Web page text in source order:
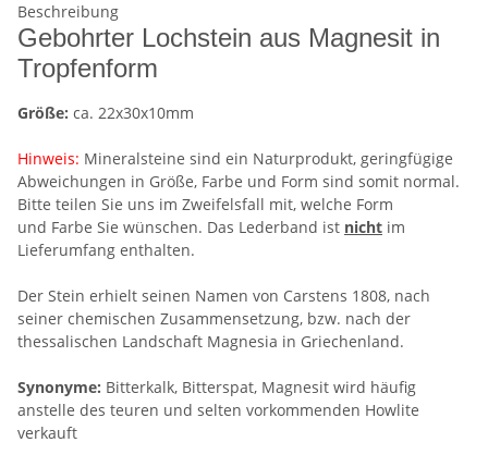
Beschreibung
Gebohrter Lochstein aus Magnesit in
Tropfenform
Größe: ca. 22x30x10mm
Hinweis: Mineralsteine sind ein Naturprodukt, geringfügige
Abweichungen in Größe, Farbe und Form sind somit normal.
Bitte teilen Sie uns im Zweifelsfall mit, welche Form
und Farbe Sie wünschen. Das Lederband ist nicht im
Lieferumfang enthalten.
Der Stein erhielt seinen Namen von Carstens 1808, nach
seiner chemischen Zusammensetzung, bzw. nach der
thessalischen Landschaft Magnesia in Griechenland.
Synonyme: Bitterkalk, Bitterspat, Magnesit wird häufig
anstelle des teuren und selten vorkommenden Howlite
verkauft